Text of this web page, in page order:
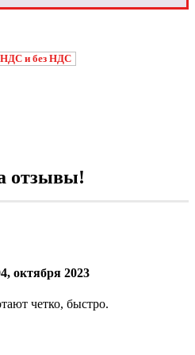
НДС и без НДС
отзывы!
октября 2023
четко, быстро.